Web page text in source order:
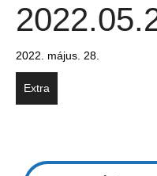
2022. május. 28.
Extra